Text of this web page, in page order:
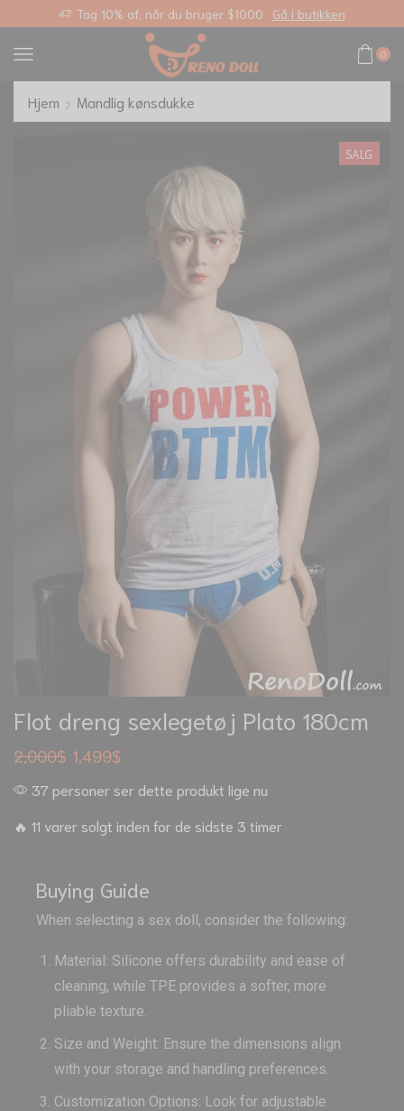
Tag 10% af, når du bruger $1000 Gå i butikken
0
Hjem Mandlig kønsdukke
SALG
Flot dreng sexlegetøj Plato 180cm
2,000$ 1,499$
37 personer ser dette produkt lige nu
🔥 11 varer solgt inden for de sidste 3 timer
Buying Guide
When selecting a sex doll, consider the following:
Material: Silicone offers durability and ease of
cleaning, while TPE provides a softer, more
pliable texture.
Size and Weight: Ensure the dimensions align
with your storage and handling preferences.
Customization Options: Look for adjustable